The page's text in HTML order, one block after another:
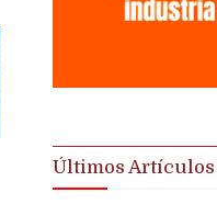
Últimos Artículos